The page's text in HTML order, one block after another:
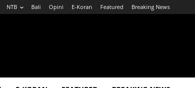
NTB Bali Opini E-Koran Featured Breaking News